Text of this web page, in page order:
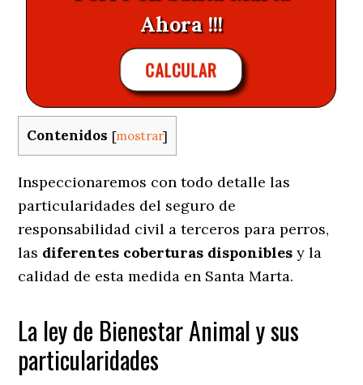
Ahora !!!
CALCULAR
Contenidos [mostrar]
Inspeccionaremos con todo detalle las
particularidades del seguro de
responsabilidad civil a terceros para perros,
las diferentes coberturas disponibles y la
calidad de esta medida en Santa Marta.
La ley de Bienestar Animal y sus
particularidades